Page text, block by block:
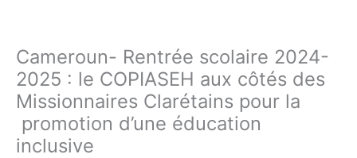
Cameroun- Rentrée scolaire 2024-
2025 : le COPIASEH aux côtés des
Missionnaires Clarétains pour la
promotion d’une éducation
inclusive